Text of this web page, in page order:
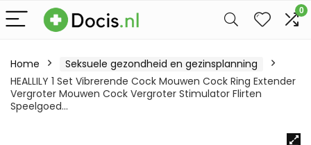
0
Home
Seksuele gezondheid en gezinsplanning
HEALLILY 1 Set Vibrerende Cock Mouwen Cock Ring Extender
Vergroter Mouwen Cock Vergroter Stimulator Flirten
Speelgoed…